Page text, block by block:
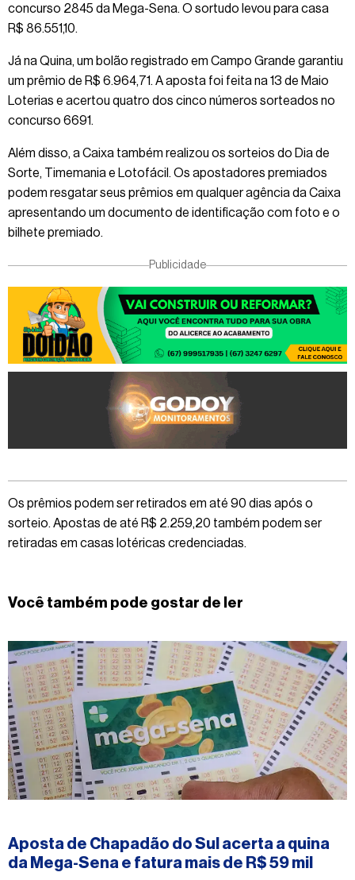
concurso 2845 da Mega-Sena. O sortudo levou para casa
R$ 86.551,10.
Já na Quina, um bolão registrado em Campo Grande garantiu
um prêmio de R$ 6.964,71. A aposta foi feita na 13 de Maio
Loterias e acertou quatro dos cinco números sorteados no
concurso 6691.
Além disso, a Caixa também realizou os sorteios do Dia de
Sorte, Timemania e Lotofácil. Os apostadores premiados
podem resgatar seus prêmios em qualquer agência da Caixa
apresentando um documento de identificação com foto e o
bilhete premiado.
Publicidade
Os prêmios podem ser retirados em até 90 dias após o
sorteio. Apostas de até R$ 2.259,20 também podem ser
retiradas em casas lotéricas credenciadas.
Você também pode gostar de ler
Aposta de Chapadão do Sul acerta a quina
da Mega-Sena e fatura mais de R$ 59 mil